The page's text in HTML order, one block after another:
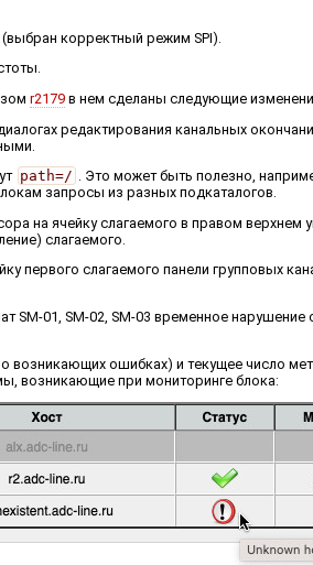
корректный режим SPI).
r2179 в нем сделаны следующие
редактирования канальных
path=/ . Это может быть полезно,
запросы из разных подкаталогов.
на ячейку слагаемого в правом верхнем
слагаемого.
первого слагаемого панели групповых
SM-01, SM-02, SM-03 временное
возникающих ошибках) и текущее число
возникающие при мониторинге блока: